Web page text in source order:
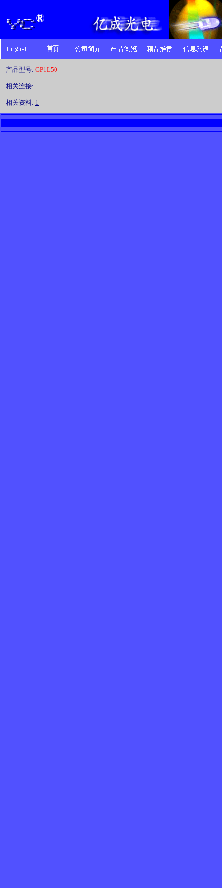
产品型号: GP1L50
相关连接:
相关资料: 1